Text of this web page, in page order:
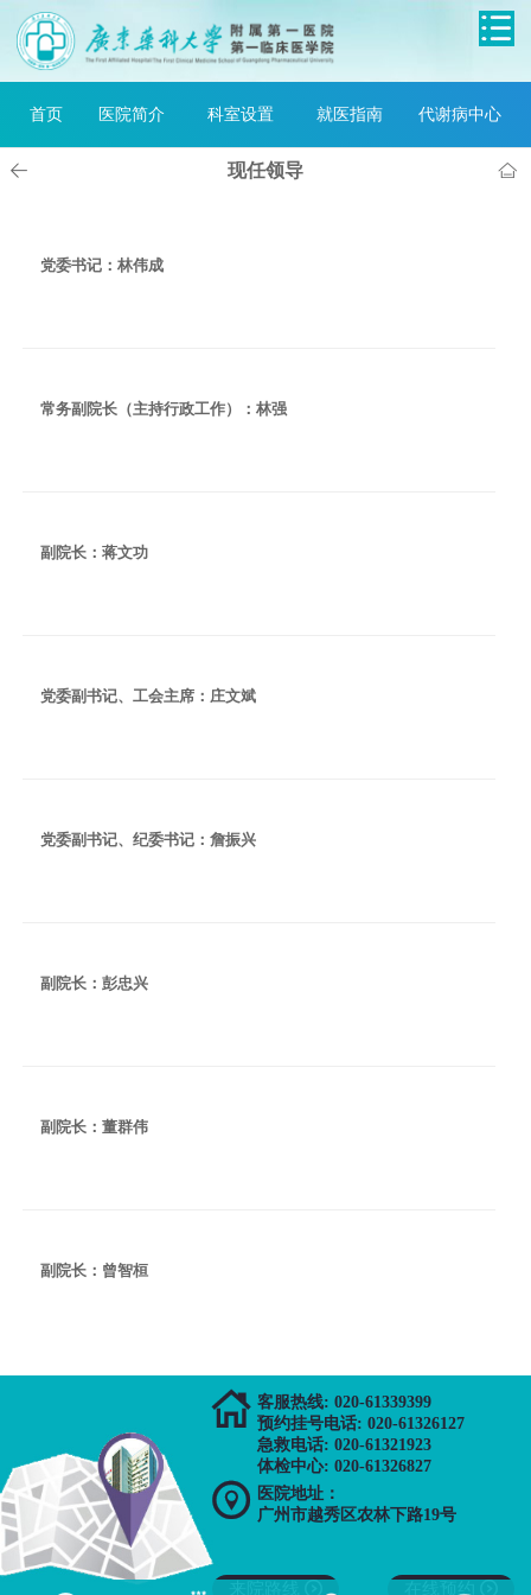
首页 医院简介 科室设置 就医指南 代谢病中心
现任领导
党委书记：林伟成
常务副院长（主持行政工作）：林强
副院长：蒋文功
党委副书记、工会主席：庄文斌
党委副书记、纪委书记：詹振兴
副院长：彭忠兴
副院长：董群伟
副院长：曾智桓
 客服热线: 020-61339399
预约挂号电话: 020-61326127
急救电话: 020-61321923
体检中心: 020-61326827

医院地址：
广州市越秀区农林下路19号